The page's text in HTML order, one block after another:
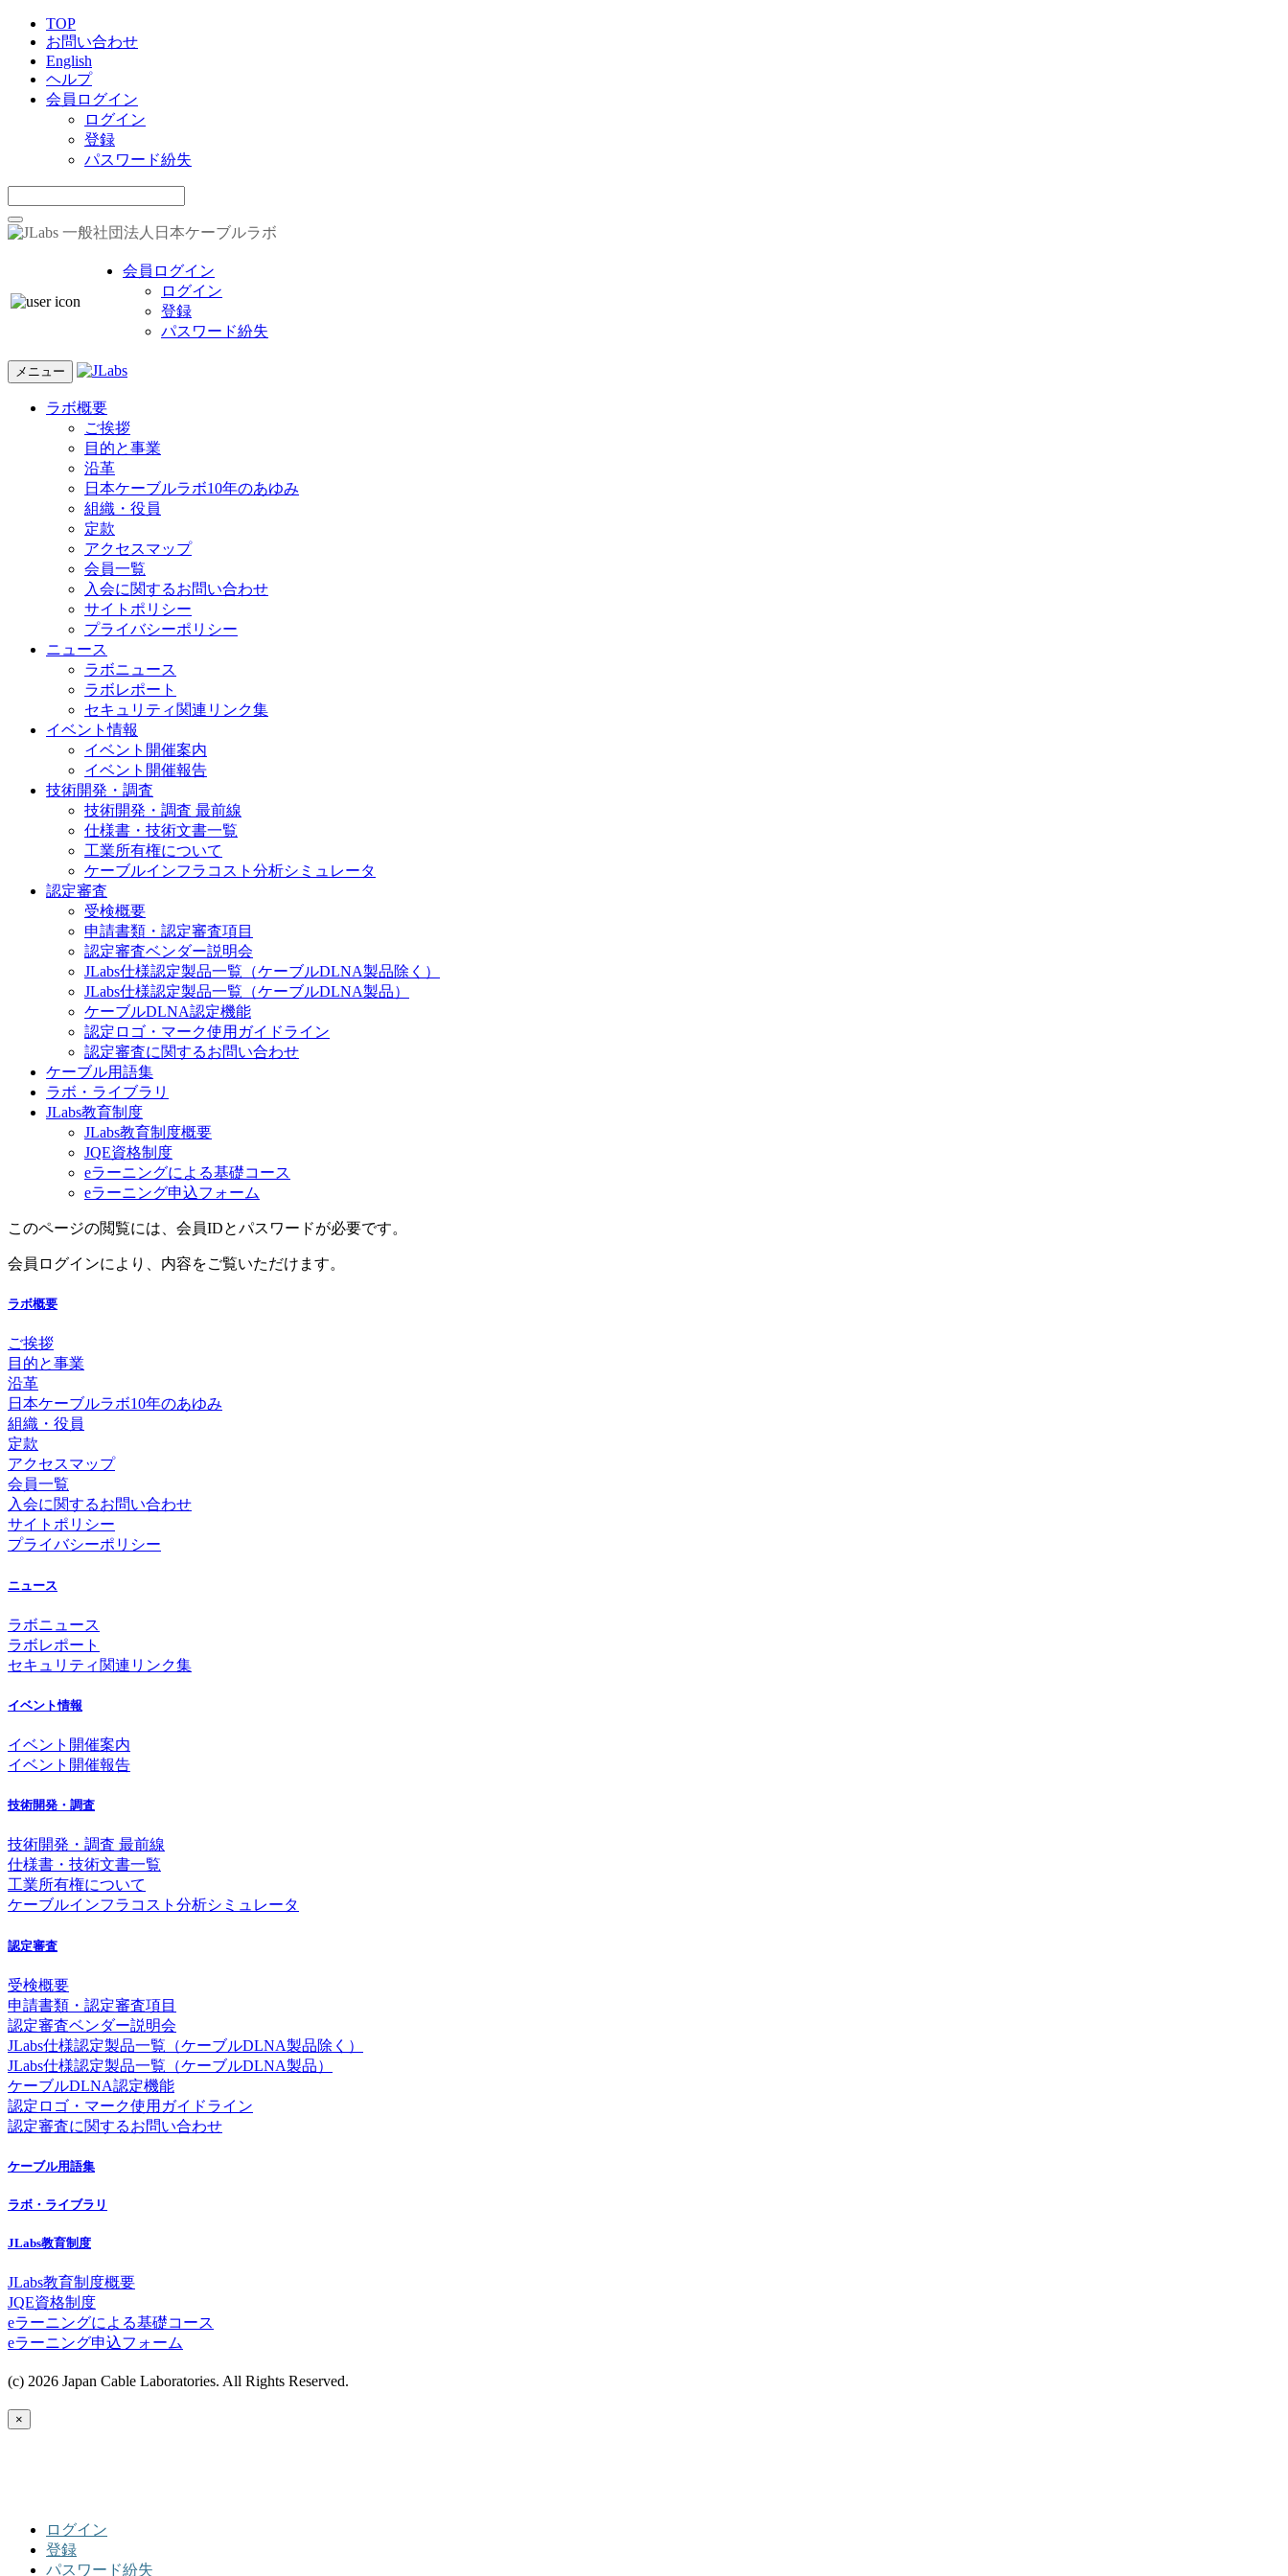
TOP
お問い合わせ
English
ヘルプ
会員ログイン
ログイン
登録
パスワード紛失
一般社団法人日本ケーブルラボ
会員ログイン
ログイン
登録
パスワード紛失
メニュー
ラボ概要
ご挨拶
目的と事業
沿革
日本ケーブルラボ10年のあゆみ
組織・役員
定款
アクセスマップ
会員一覧
入会に関するお問い合わせ
サイトポリシー
プライバシーポリシー
ニュース
ラボニュース
ラボレポート
セキュリティ関連リンク集
イベント情報
イベント開催案内
イベント開催報告
技術開発・調査
技術開発・調査 最前線
仕様書・技術文書一覧
工業所有権について
ケーブルインフラコスト分析シミュレータ
認定審査
受検概要
申請書類・認定審査項目
認定審査ベンダー説明会
JLabs仕様認定製品一覧（ケーブルDLNA製品除く）
JLabs仕様認定製品一覧（ケーブルDLNA製品）
ケーブルDLNA認定機能
認定ロゴ・マーク使用ガイドライン
認定審査に関するお問い合わせ
ケーブル用語集
ラボ・ライブラリ
JLabs教育制度
JLabs教育制度概要
JQE資格制度
eラーニングによる基礎コース
eラーニング申込フォーム
このページの閲覧には、会員IDとパスワードが必要です。
会員ログインにより、内容をご覧いただけます。
ラボ概要
ご挨拶
目的と事業
沿革
日本ケーブルラボ10年のあゆみ
組織・役員
定款
アクセスマップ
会員一覧
入会に関するお問い合わせ
サイトポリシー
プライバシーポリシー
ニュース
ラボニュース
ラボレポート
セキュリティ関連リンク集
イベント情報
イベント開催案内
イベント開催報告
技術開発・調査
技術開発・調査 最前線
仕様書・技術文書一覧
工業所有権について
ケーブルインフラコスト分析シミュレータ
認定審査
受検概要
申請書類・認定審査項目
認定審査ベンダー説明会
JLabs仕様認定製品一覧（ケーブルDLNA製品除く）
JLabs仕様認定製品一覧（ケーブルDLNA製品）
ケーブルDLNA認定機能
認定ロゴ・マーク使用ガイドライン
認定審査に関するお問い合わせ
ケーブル用語集
ラボ・ライブラリ
JLabs教育制度
JLabs教育制度概要
JQE資格制度
eラーニングによる基礎コース
eラーニング申込フォーム
(c) 2026 Japan Cable Laboratories. All Rights Reserved.
×
ログイン
登録
パスワード紛失